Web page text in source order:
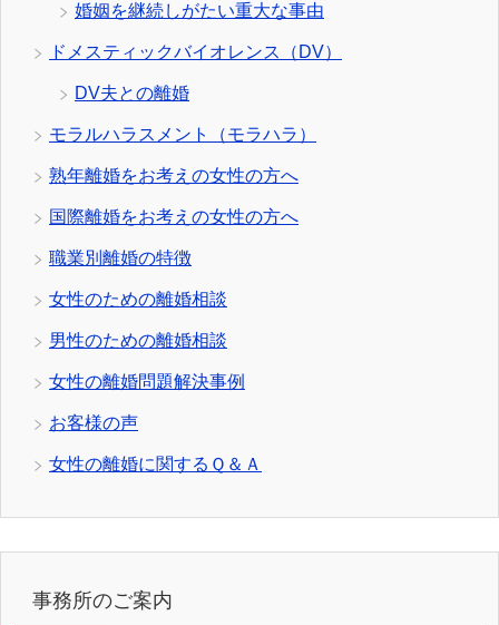
婚姻を継続しがたい重大な事由
ドメスティックバイオレンス（DV）
DV夫との離婚
モラルハラスメント（モラハラ）
熟年離婚をお考えの女性の方へ
国際離婚をお考えの女性の方へ
職業別離婚の特徴
女性のための離婚相談
男性のための離婚相談
女性の離婚問題解決事例
お客様の声
女性の離婚に関するＱ＆Ａ
事務所のご案内